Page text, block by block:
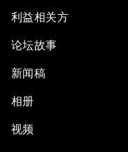
利益相关方
论坛故事
新闻稿
相册
视频